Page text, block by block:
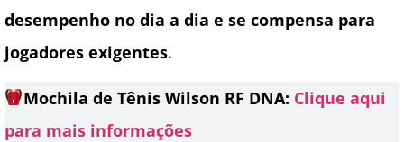
desempenho no dia a dia e se compensa para
jogadores exigentes.
Mochila de Tênis Wilson RF DNA: Clique aqui
para mais informações